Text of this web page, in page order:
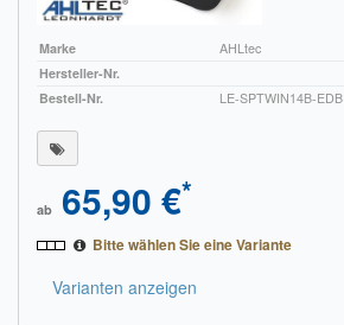
WARENKORB
Marke
AHLtec
Hersteller-Nr.
Bestell-Nr.
LE-SPTWIN14B-EDB
ab 65,90 €*
Bitte wählen Sie eine Variante
Varianten anzeigen